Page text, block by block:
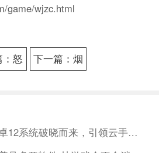
game/wjzc.html
：怒
下一篇：烟
多多云手机携安卓12系统破晓而来，引领云手机市场进入全新时代